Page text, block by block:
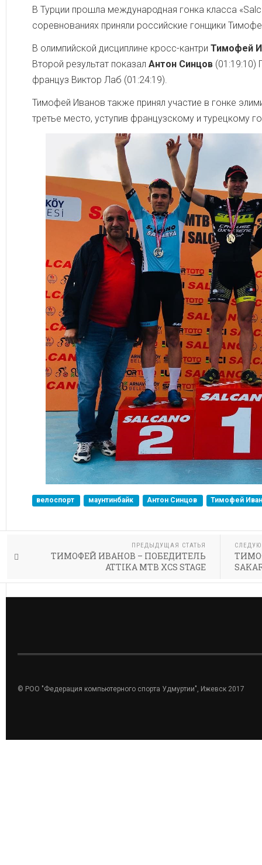
В Турции прошла международная гонка класса
соревнованиях приняли российские гонщики
В олимпийской дисциплине кросс-кантри Тимофей
Второй результат показал Антон Синцов (01:19:10)
француз Виктор Лаб (01:24:19).
Тимофей Иванов также принял участие в гонке
третье место, уступив французскому и турецкому
велоспорт маунтинбайк Антон Синцов Тимофей
ПРЕДЫДУЩАЯ СТАТЬЯ
ТИМОФЕЙ ИВАНОВ – ПОБЕДИТЕЛЬ
ATTIKA MTB XCS STAGE
© РОО "Федерация компьютерного спорта Удмуртии", Ижевск 2017